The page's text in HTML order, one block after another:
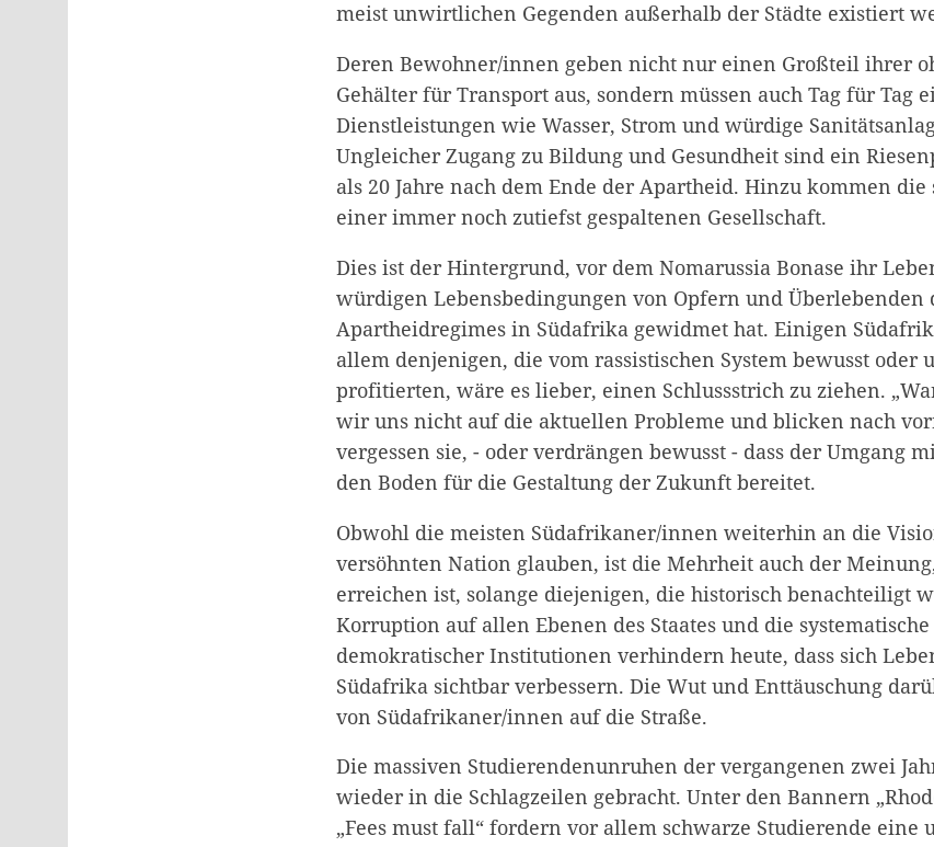
meist unwirtlichen Gegenden außerhalb der Städte existiert
Deren Bewohner/innen geben nicht nur einen Großteil ihrer
Gehälter für Transport aus, sondern müssen auch Tag für Tag
Dienstleistungen wie Wasser, Strom und würdige
Ungleicher Zugang zu Bildung und Gesundheit sind ein
als 20 Jahre nach dem Ende der Apartheid. Hinzu kommen die
einer immer noch zutiefst gespaltenen Gesellschaft.
Dies ist der Hintergrund, vor dem Nomarussia Bonase ihr
würdigen Lebensbedingungen von Opfern und Überlebenden
Apartheidregimes in Südafrika gewidmet hat. Einigen
allem denjenigen, die vom rassistischen System bewusst oder
profitierten, wäre es lieber, einen Schlussstrich zu ziehen.
wir uns nicht auf die aktuellen Probleme und blicken nach
vergessen sie, - oder verdrängen bewusst - dass der Umgang
den Boden für die Gestaltung der Zukunft bereitet.
Obwohl die meisten Südafrikaner/innen weiterhin an die
versöhnten Nation glauben, ist die Mehrheit auch der
erreichen ist, solange diejenigen, die historisch benachteiligt
Korruption auf allen Ebenen des Staates und die
demokratischer Institutionen verhindern heute, dass sich
Südafrika sichtbar verbessern. Die Wut und Enttäuschung
von Südafrikaner/innen auf die Straße.
Die massiven Studierendenunruhen der vergangenen zwei
wieder in die Schlagzeilen gebracht. Unter den Bannern
„Fees must fall“ fordern vor allem schwarze Studierende eine